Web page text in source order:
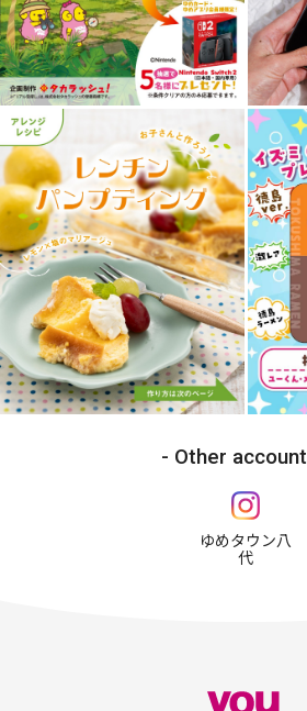
Other
ゆめタウン八
代